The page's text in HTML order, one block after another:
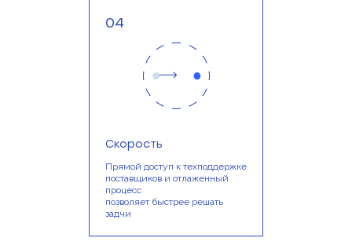
04
Скорость
Прямой доступ к техподдержке
поставщиков и отлаженный
процесс
позволяет быстрее решать
задчи